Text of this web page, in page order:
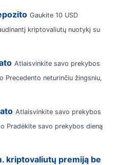
Gaukite 10 USD
kriptovaliutų nuotykį su
Atlaisvinkite savo prekybos
Precedento neturinčiu žingsniu,
Atlaisvinkite savo prekybos
Pradėkite savo prekybos dieną
kriptovaliutų premiją be